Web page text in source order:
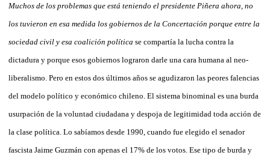
Muchos de los problemas que está teniendo el presidente Piñera ahora, no
los tuvieron en esa medida los gobiernos de la Concertación porque entre la
sociedad civil y esa coalición política se compartía la lucha contra la
dictadura y porque esos gobiernos lograron darle una cara humana al neo-
liberalismo. Pero en estos dos últimos años se agudizaron las peores falencias
del modelo político y económico chileno. El sistema binominal es una burda
usurpación de la voluntad ciudadana y despoja de legitimidad toda acción de
la clase política. Lo sabíamos desde 1990, cuando fue elegido el senador
fascista Jaime Guzmán con apenas el 17% de los votos. Ese tipo de burda y